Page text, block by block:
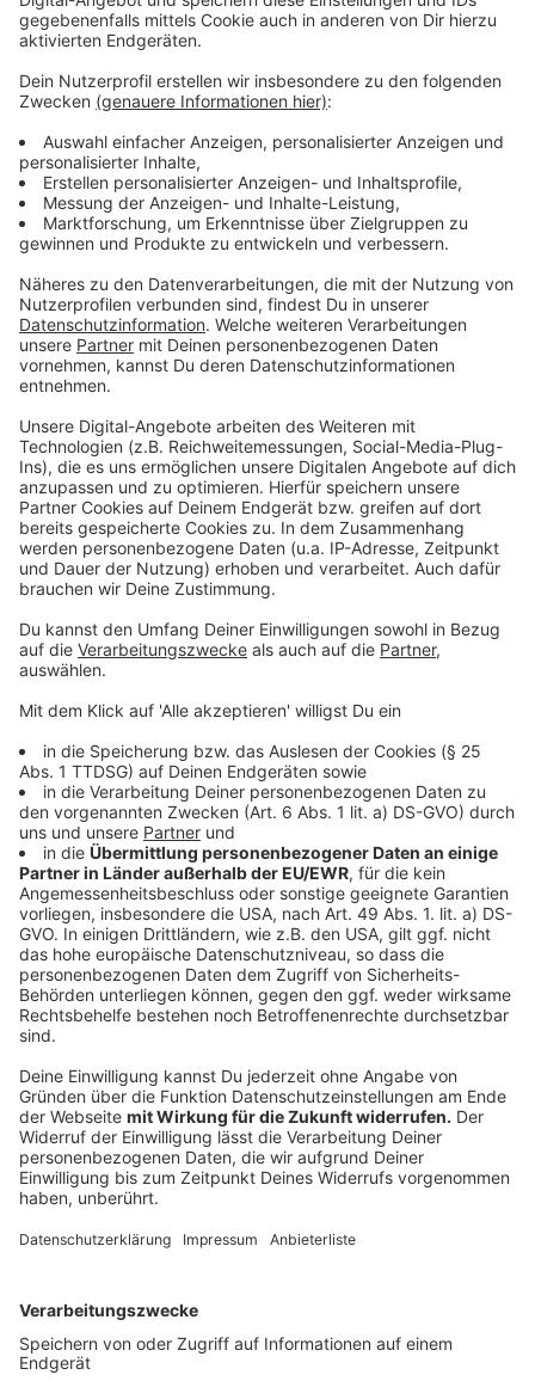
Vitaldaten, also entsprechende Körperwerte, der zu
behandelnden Patienten, werden dem Telenotarzt
ebenfalls vom Rettungsdienst übertragen.
Die Telenotärzte sollen den fahrenden Notarzt nicht
ersetzen sondern nur ergänzen. Oft ist der
Dann können die Rettungssanitäter schon loslegen.
Falls keine Lebensgefahr besteht, kann der
Telenotarzt den Notarzt auf dem Weg ins
Krankenhaus ersetzen, so ist trotzdem eine
Krankentransporten eingesetzt.
Anzeige
Wie erfahren Patienten vom Telenotarzt-
Anzeige
Ein Patient und eventuell auch Personen aus dem
Umfeld des Patienten werden vorher aufgeklärt und
anschließend um Einwilligung gebeten. Das muss
demnach auch dokumentiert werden. Legt der Patient
Widerspruch ein, wird der Telenotarzt nicht
eingebunden und der Rettungsdienst setzt den
Einsatz ohne ihn fort.
Anzeige
Gesundheitsminister: Telenotarzt bald
flächendeckend in NRW
Anzeige
NRW-Gesundheitsminister Karl-Josef Laumann (CDU)
stellte am Tag des Notrufs (11. Februar) klar, dass das
Telenotarzt-System in den kommenden Jahren
gehen. Auch Düsseldorf hat erste Schritte eingeleitet.
Nach und nach sollen dann weitere Standorte folgen,